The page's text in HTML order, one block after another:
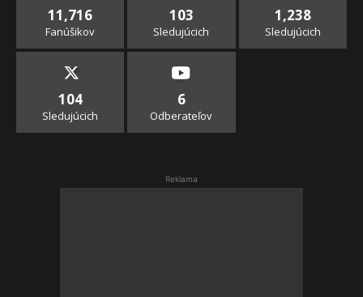
11,716
Fanúšikov
103
Sledujúcich
1,238
Sledujúcich
104
Sledujúcich
6
Odberateľov
Reklama